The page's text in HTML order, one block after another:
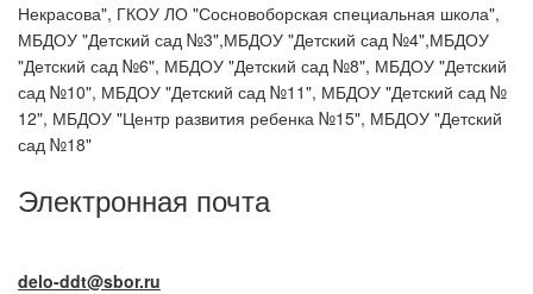
Некрасова", ГКОУ ЛО "Сосновоборская специальная школа",
МБДОУ "Детский сад №3",МБДОУ "Детский сад №4",МБДОУ
"Детский сад №6", МБДОУ "Детский сад №8", МБДОУ "Детский
сад №10", МБДОУ "Детский сад №11", МБДОУ "Детский сад №
12", МБДОУ "Центр развития ребенка №15", МБДОУ "Детский
сад №18"
Электронная почта
delo-ddt@sbor.ru